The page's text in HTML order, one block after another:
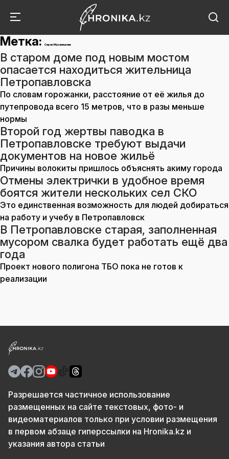
Метка: Серик Мухамедиев
В старом доме под новым мостом
опасается находиться жительница
Петропавловска
По словам горожанки, расстояние от её жилья до
путепровода всего 15 метров, что в разы меньше
нормы
Второй год жертвы паводка в
Петропавловске требуют выдачи
документов на новое жильё
Причины волокиты пришлось объяснять акиму города
Отмены электрички в удобное время
боятся жители нескольких сел СКО
Это единственная возможность для людей добираться
на работу и учебу в Петропавловск
В Петропавловске старая, заполненная
мусором свалка будет работать ещё два
года
Проект нового полигона ТБО пока не готов к
реализации
Разрешается частичное использование
размещенных на сайте текстовых, фото- и
видеоматериалов только при условии размещения
в первом абзаце гиперссылки на Hronika.kz и
указания автора статьи